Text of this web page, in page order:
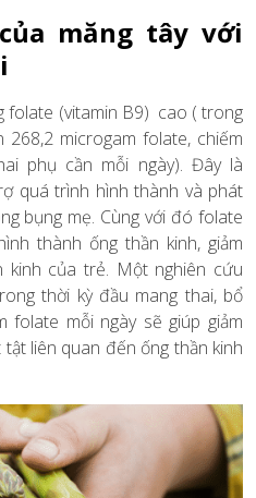
măng tây với
folate (vitamin B9) cao ( trong
microgam folate, chiếm
phụ cần mỗi ngày). Đây là
quá trình hình thành và phát
bụng mẹ. Cùng với đó folate
thành ống thần kinh, giảm
kinh của trẻ. Một nghiên cứu
thời kỳ đầu mang thai, bổ
folate mỗi ngày sẽ giúp giảm
liên quan đến ống thần kinh